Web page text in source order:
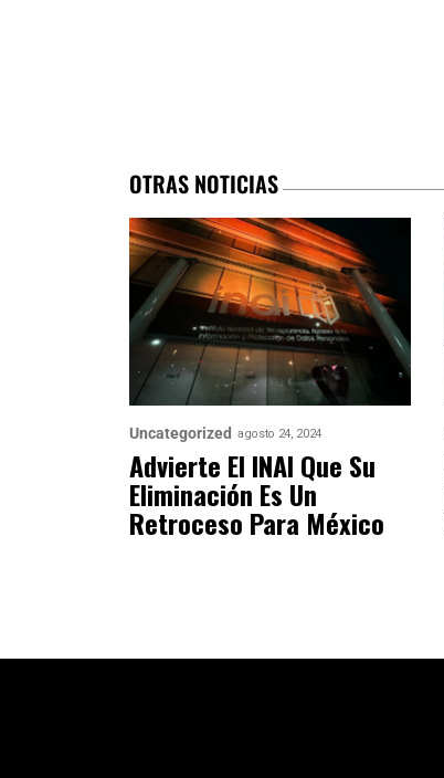
OTRAS NOTICIAS
Uncategorized agosto 24, 2024
Advierte El INAI Que Su
Eliminación Es Un
Retroceso Para México